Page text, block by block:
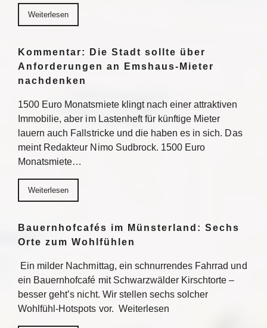
Weiterlesen
Kommentar: Die Stadt sollte über
Anforderungen an Emshaus-Mieter
nachdenken
1500 Euro Monatsmiete klingt nach einer attraktiven
Immobilie, aber im Lastenheft für künftige Mieter
lauern auch Fallstricke und die haben es in sich. Das
meint Redakteur Nimo Sudbrock. 1500 Euro
Monatsmiete…
Weiterlesen
Bauernhofcafés im Münsterland: Sechs
Orte zum Wohlfühlen
Ein milder Nachmittag, ein schnurrendes Fahrrad und
ein Bauernhofcafé mit Schwarzwälder Kirschtorte –
besser geht’s nicht. Wir stellen sechs solcher
Wohlfühl-Hotspots vor. Weiterlesen